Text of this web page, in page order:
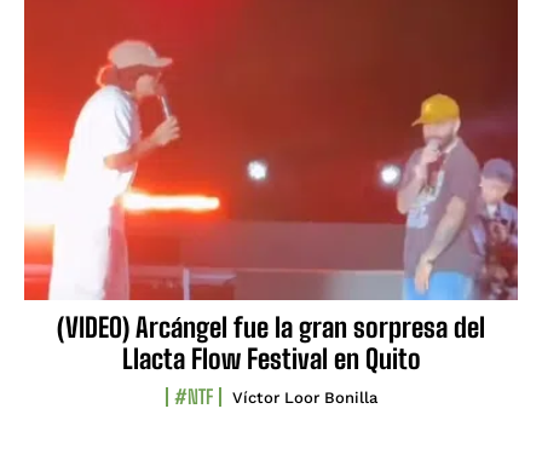
(VIDEO) Arcángel fue la gran sorpresa del
Llacta Flow Festival en Quito
#NTF Víctor Loor Bonilla